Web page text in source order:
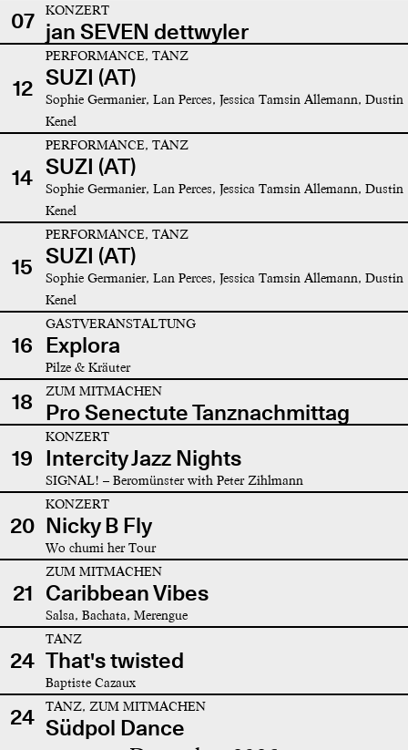
07
KONZERT
jan SEVEN dettwyler
12
PERFORMANCE, TANZ
SUZI (AT)
Sophie Germanier, Lan Perces, Jessica Tamsin Allemann, Dustin
Kenel
14
PERFORMANCE, TANZ
SUZI (AT)
Sophie Germanier, Lan Perces, Jessica Tamsin Allemann, Dustin
Kenel
15
PERFORMANCE, TANZ
SUZI (AT)
Sophie Germanier, Lan Perces, Jessica Tamsin Allemann, Dustin
Kenel
16
GASTVERANSTALTUNG
Explora
Pilze & Kräuter
18 ZUM MITMACHEN
Pro Senectute Tanznachmittag
19
KONZERT
Intercity Jazz Nights
SIGNAL! – Beromünster with Peter Zihlmann
20
KONZERT
Nicky B Fly
Wo chumi her Tour
21
ZUM MITMACHEN
Caribbean Vibes
Salsa, Bachata, Merengue
24
TANZ
That's twisted
Baptiste Cazaux
24 TANZ, ZUM MITMACHEN
Südpol Dance